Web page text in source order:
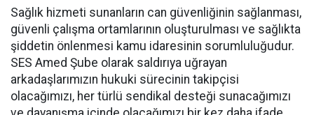
Sağlık hizmeti sunanların can güvenliğinin sağlanması,
güvenli çalışma ortamlarının oluşturulması ve sağlıkta
şiddetin önlenmesi kamu idaresinin sorumluluğudur.
SES Amed Şube olarak saldırıya uğrayan
arkadaşlarımızın hukuki sürecinin takipçisi
olacağımızı, her türlü sendikal desteği sunacağımızı